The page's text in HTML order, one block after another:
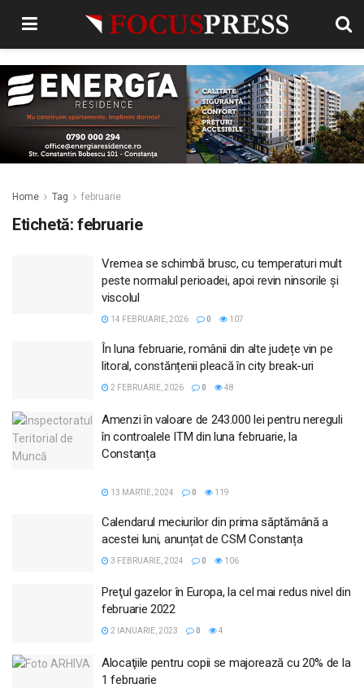
Home Tag februarie
Etichetă: februarie
Vremea se schimbă brusc, cu temperaturi mult
peste normalul perioadei, apoi revin ninsorile și
viscolul
14 FEBRUARIE, 2026 0 107
În luna februarie, românii din alte județe vin pe
litoral, constănțenii pleacă în city break-uri
2 FEBRUARIE, 2026 0 48
Amenzi în valoare de 243.000 lei pentru nereguli
în controalele ITM din luna februarie, la
Constanța
13 MARTIE, 2024 0 119
Calendarul meciurilor din prima săptămână a
acestei luni, anunțat de CSM Constanța
3 FEBRUARIE, 2024 0 106
Preţul gazelor în Europa, la cel mai redus nivel din
februarie 2022
2 IANUARIE, 2023 0 4
Alocaţiile pentru copii se majorează cu 20% de la
1 februarie